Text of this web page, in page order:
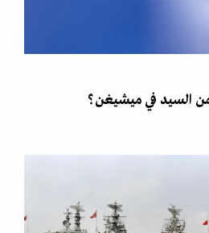
السيد في ميشيغن؟